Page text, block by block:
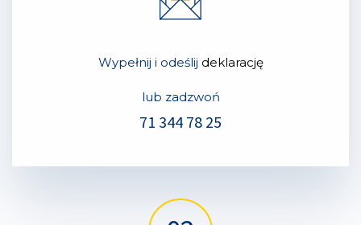
Wypełnij i odeślij deklarację
lub zadzwoń
71 344 78 25